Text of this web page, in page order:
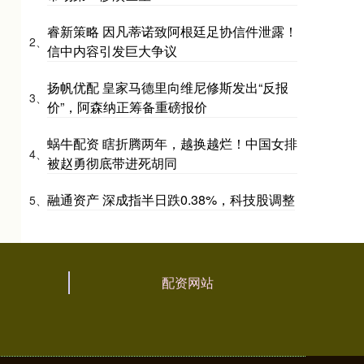
2、
睿新策略 因凡蒂诺致阿根廷足协信件泄露！
信中内容引发巨大争议
3、
扬帆优配 皇家马德里向维尼修斯发出“反报
价”，阿森纳正筹备重磅报价
4、
蜗牛配资 瞎折腾两年，越换越烂！中国女排
被赵勇彻底带进死胡同
5、 融通资产 深成指半日跌0.38%，科技股调整
配资网站